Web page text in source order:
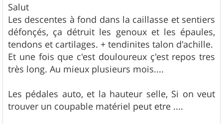
s
s
a
g
e
Salut
Les descentes à fond dans la caillasse et sentiers
défonçés, ça détruit les genoux et les épaules,
tendons et cartilages. + tendinites talon d'achille.
Et une fois que c'est douloureux ç'est repos tres
très long. Au mieux plusieurs mois....
Les pédales auto, et la hauteur selle, Si on veut
trouver un coupable matériel peut etre ....